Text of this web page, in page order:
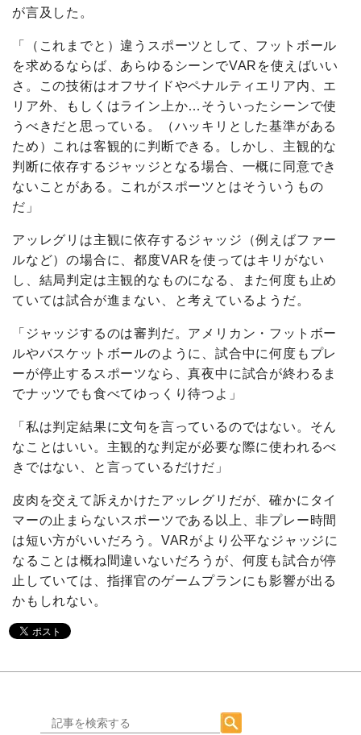
が言及した。
「（これまでと）違うスポーツとして、フットボール
を求めるならば、あらゆるシーンでVARを使えばいい
さ。この技術はオフサイドやペナルティエリア内、エ
リア外、もしくはライン上か…そういったシーンで使
うべきだと思っている。（ハッキリとした基準がある
ため）これは客観的に判断できる。しかし、主観的な
判断に依存するジャッジとなる場合、一概に同意でき
ないことがある。これがスポーツとはそういうもの
だ」
アッレグリは主観に依存するジャッジ（例えばファー
ルなど）の場合に、都度VARを使ってはキリがない
し、結局判定は主観的なものになる、また何度も止め
ていては試合が進まない、と考えているようだ。
「ジャッジするのは審判だ。アメリカン・フットボー
ルやバスケットボールのように、試合中に何度もプレ
ーが停止するスポーツなら、真夜中に試合が終わるま
でナッツでも食べてゆっくり待つよ」
「私は判定結果に文句を言っているのではない。そん
なことはいい。主観的な判定が必要な際に使われるべ
きではない、と言っているだけだ」
皮肉を交えて訴えかけたアッレグリだが、確かにタイ
マーの止まらないスポーツである以上、非プレー時間
は短い方がいいだろう。VARがより公平なジャッジに
なることは概ね間違いないだろうが、何度も試合が停
止していては、指揮官のゲームプランにも影響が出る
かもしれない。